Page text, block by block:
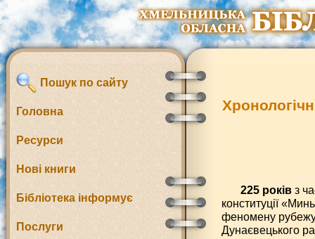
Пошук по сайту
Головна
Ресурси
Нові книги
Бібліотека інформує
Послуги
225 роківз
конституції
феномену рубежу
Дунаєвецького